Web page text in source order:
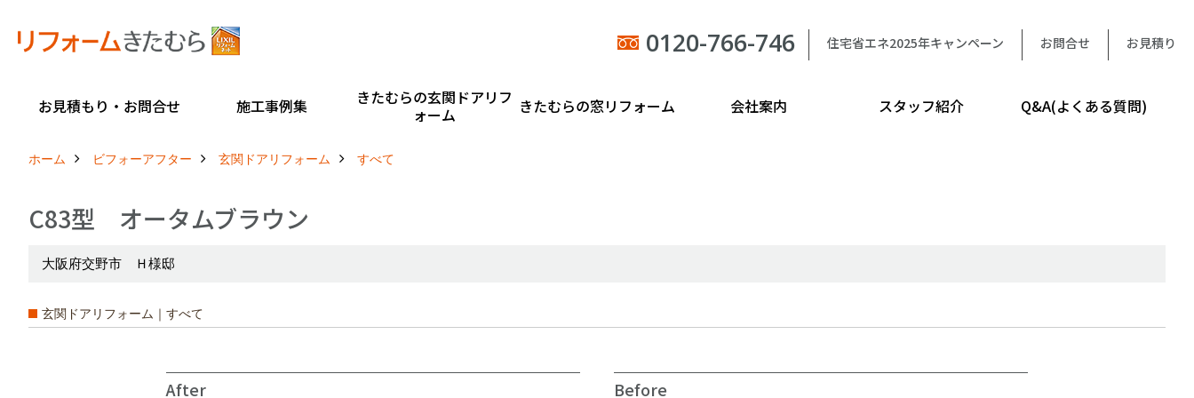
0120-766-746 住宅省エネ2025年キャンペーン お問合せ お見積り
お見積もり・お問合せ 施工事例集
きたむらの玄関ドアリフ
ォーム
きたむらの窓リフォーム 会社案内 スタッフ紹介 Q&A(よくある質問)
ホーム ビフォーアフター 玄関ドアリフォーム すべて
C83型 オータムブラウン
大阪府交野市 Ｈ様邸
玄関ドアリフォーム｜すべて
After Before